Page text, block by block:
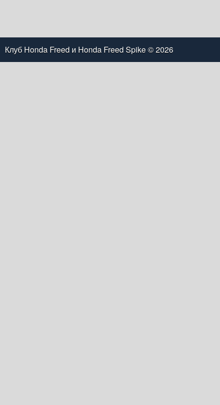
Клуб Honda Freed и Honda Freed Spike© 2026